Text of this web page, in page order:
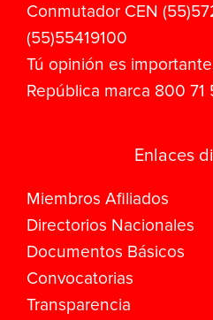
Conmutador CEN
(55)55419100
Tú opinión es
República marca 800 71
Enlaces
Miembros Afiliados
Directorios Nacionales
Documentos Básicos
Convocatorias
Transparencia